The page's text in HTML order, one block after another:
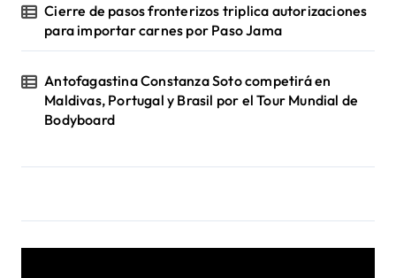
Cierre de pasos fronterizos triplica autorizaciones
para importar carnes por Paso Jama
Antofagastina Constanza Soto competirá en
Maldivas, Portugal y Brasil por el Tour Mundial de
Bodyboard